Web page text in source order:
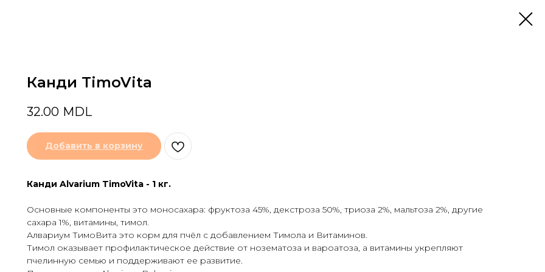
Канди TimoVita
32.00 MDL
Добавить в корзину
Канди Alvarium TimoVita - 1 кг.
Основные компоненты это моносахара: фруктоза 45%, декстроза 50%, триоза 2%, мальтоза 2%, другие
сахара 1%, витамины, тимол.
Алвариум ТимоВита это корм для пчёл с добавлением Тимола и Витаминов.
Тимол оказывает профилактическое действие от нозематоза и вароатоза, а витамины укрепляют
пчелинную семью и поддерживают ее развитие.